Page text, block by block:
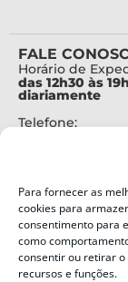
Para fornecer as
cookies para
consentimento para
como
consentir ou retirar
recursos e funções.
FALE
Horário de
das 12h30 às
diariamente
Telefone:
Alertas Defesa
SMS 40199
ENDEREÇO
Defesa Civil do